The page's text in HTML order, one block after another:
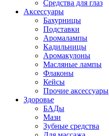
Средства для глаз
Аксессуары
Бахурницы
Подставки
Аромалампы
Кадильницы
Аромакулоны
Масляные лампы
Флаконы
Кейсы
Прочие аксессуары
Здоровье
БАДы
Мази
Зубные средства